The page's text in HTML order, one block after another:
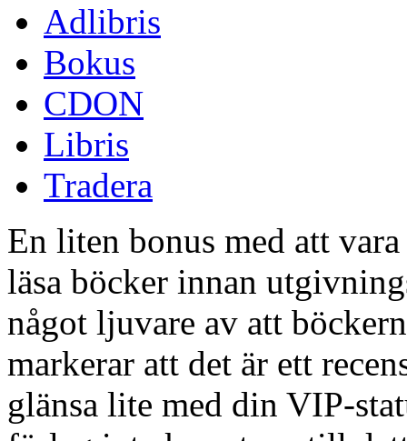
Adlibris
Bokus
CDON
Libris
Tradera
En liten bonus med att
läsa böcker innan
något ljuvare av att
markerar att det är ett
glänsa lite med din VIP-